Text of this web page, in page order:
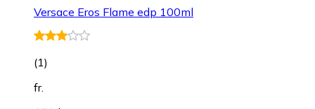
Versace Eros Flame edp 100ml
(1)
fr.